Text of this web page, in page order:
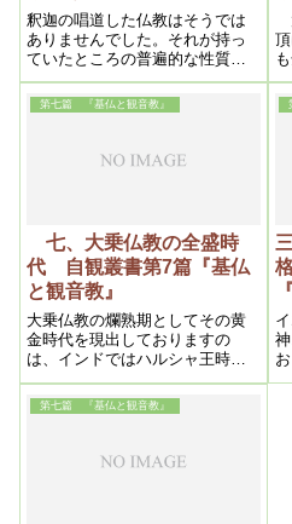
釈迦の唱道した仏教はそうでは
ありませんでした。それが持っ
ていたところの普遍的な性質の
ために、いかなる国土にも伝播
することが出来ましたし、また
いかなる国民もこれを信仰する
第七篇 『基仏と観音教』
七、大乗仏教の全盛時
代 自観叢書第7篇『基仏
と観音教』
大乗仏教の爛熟期としてその黄
金時代を現出しておりますの
は、インドではハルシャ王時
代、中国では高宗の時代、朝鮮
では新羅統一時代の初期、日本
では天平時代を含む西暦紀元後
ることができる
第七篇 『基仏と観音教』